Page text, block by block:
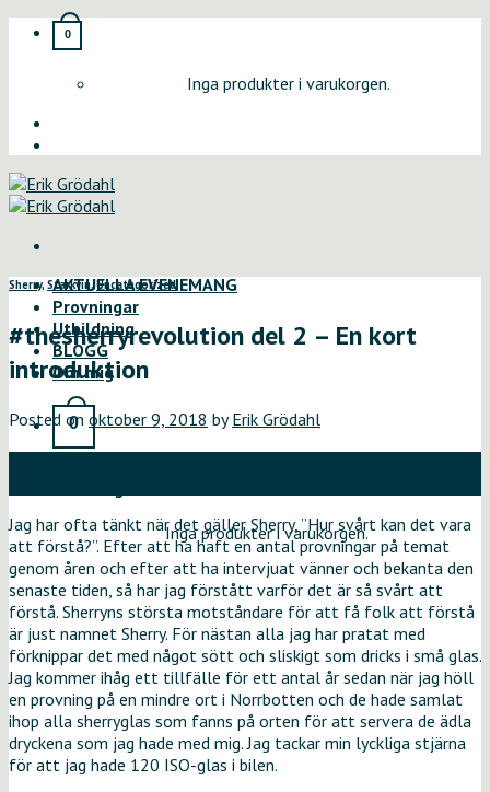
Skip
0
Inga produkter i varukorgen.
AKTUELLA EVENEMANG
Provningar
Utbildning
BLOGG
Om mig
0
Inga produkter i varukorgen.
Sherry, Starkvin,Uncategorized
#thesherryrevolution del 2 – En kort
introduktion
Posted on oktober 9, 2018 byErik Grödahl
Jag har ofta tänkt när det gäller Sherry, ”Hur svårt kan det vara
att förstå?”. Efter att ha haft en antal provningar på temat
genom åren och efter att ha intervjuat vänner och bekanta den
senaste tiden, så har jag förstått varför det är så svårt att
förstå. Sherryns största motståndare för att få folk att förstå
är just namnet Sherry. För nästan alla jag har pratat med
förknippar det med något sött och sliskigt som dricks i små glas.
Jag kommer ihåg ett tillfälle för ett antal år sedan när jag höll
en provning på en mindre ort i Norrbotten och de hade samlat
ihop alla sherryglas som fanns på orten för att servera de ädla
dryckena som jag hade med mig. Jag tackar min lyckliga stjärna
för att jag hade 120 ISO-glas i bilen.